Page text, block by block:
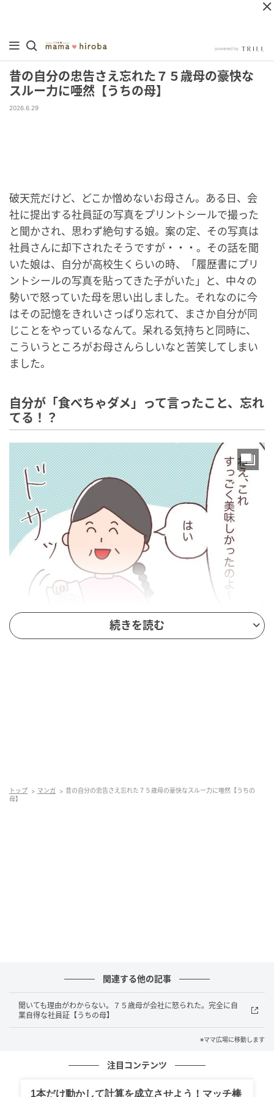
昔の自分の忠告さえ忘れた７５歳母の豪快な
スルー力に唖然【うちの母】
2026.6.29
破天荒だけど、どこか憎めないお母さん。ある日、会
社に提出する社員証の写真をプリントシールで撮った
と聞かされ、思わず絶句する娘。案の定、その写真は
社員さんに却下されたそうですが・・・。その話を聞
いた娘は、自分が高校生くらいの時、「履歴書にプリ
ントシールの写真を貼ってきた子がいた」と、中々の
勢いで怒っていた母を思い出しました。それなのに今
はその記憶をきれいさっぱり忘れて、まさか自分が同
じことをやっているなんて。呆れる気持ちと同時に、
こういうところがお母さんらしいなと苦笑してしまい
ました。
自分が「食べちゃダメ」って言ったこと、忘れ
てる！？
続きを読む
トップ マンガ
昔の自分の忠告さえ忘れた７５歳母の豪快なスルー力に唖然【うちの
母】
関連する他の記事
聞いても理由がわからない。７５歳母が会社に怒られた。完全に自
業自得な社員証【うちの母】
※ママ広場に移動します
注目コンテンツ
1本だけ動かして計算を成立させよう！マッチ棒